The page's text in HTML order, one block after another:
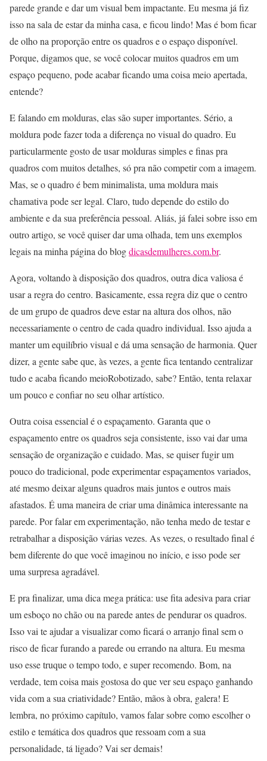
parede grande e dar um visual bem impactante. Eu mesma já fiz
isso na sala de estar da minha casa, e ficou lindo! Mas é bom ficar
de olho na proporção entre os quadros e o espaço disponível.
Porque, digamos que, se você colocar muitos quadros em um
espaço pequeno, pode acabar ficando uma coisa meio apertada,
entende?
E falando em molduras, elas são super importantes. Sério, a
moldura pode fazer toda a diferença no visual do quadro. Eu
particularmente gosto de usar molduras simples e finas pra
quadros com muitos detalhes, só pra não competir com a imagem.
Mas, se o quadro é bem minimalista, uma moldura mais
chamativa pode ser legal. Claro, tudo depende do estilo do
ambiente e da sua preferência pessoal. Aliás, já falei sobre isso em
outro artigo, se você quiser dar uma olhada, tem uns exemplos
legais na minha página do blogdicasdemulheres.com.br.
Agora, voltando à disposição dos quadros, outra dica valiosa é
usar a regra do centro. Basicamente, essa regra diz que o centro
de um grupo de quadros deve estar na altura dos olhos, não
necessariamente o centro de cada quadro individual. Isso ajuda a
manter um equilíbrio visual e dá uma sensação de harmonia. Quer
dizer, a gente sabe que, às vezes, a gente fica tentando centralizar
tudo e acaba ficando meioRobotizado, sabe? Então, tenta relaxar
um pouco e confiar no seu olhar artístico.
Outra coisa essencial é o espaçamento. Garanta que o
espaçamento entre os quadros seja consistente, isso vai dar uma
sensação de organização e cuidado. Mas, se quiser fugir um
pouco do tradicional, pode experimentar espaçamentos variados,
até mesmo deixar alguns quadros mais juntos e outros mais
afastados. É uma maneira de criar uma dinâmica interessante na
parede. Por falar em experimentação, não tenha medo de testar e
retrabalhar a disposição várias vezes. As vezes, o resultado final é
bem diferente do que você imaginou no início, e isso pode ser
uma surpresa agradável.
E pra finalizar, uma dica mega prática: use fita adesiva para criar
um esboço no chão ou na parede antes de pendurar os quadros.
Isso vai te ajudar a visualizar como ficará o arranjo final sem o
risco de ficar furando a parede ou errando na altura. Eu mesma
uso esse truque o tempo todo, e super recomendo. Bom, na
verdade, tem coisa mais gostosa do que ver seu espaço ganhando
vida com a sua criatividade? Então, mãos à obra, galera! E
lembra, no próximo capítulo, vamos falar sobre como escolher o
estilo e temática dos quadros que ressoam com a sua
personalidade, tá ligado? Vai ser demais!